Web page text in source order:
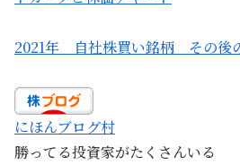
2021年 自社株買い銘柄 その後
にほんブログ村
勝ってる投資家がたくさんいる